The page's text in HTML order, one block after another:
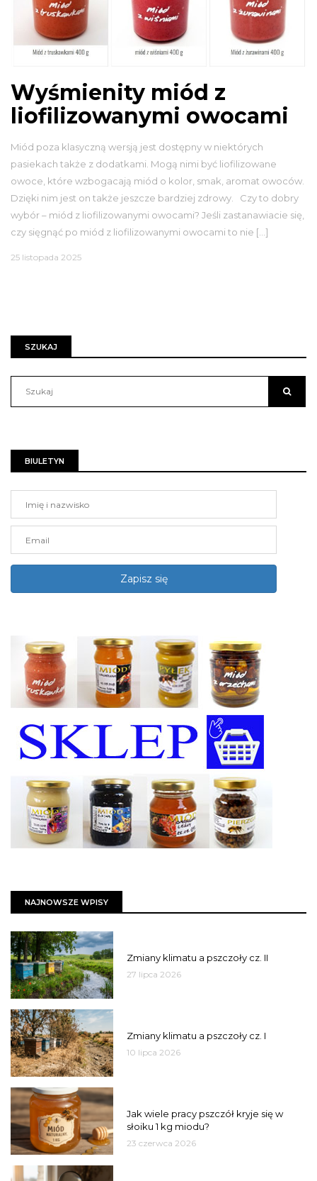
Wyśmienity miód z
liofilizowanymi owocami
Miód poza klasyczną wersją jest dostępny w niektórych
pasiekach także z dodatkami. Mogą nimi być liofilizowane
owoce, które wzbogacają miód o kolor, smak, aromat owoców.
Dzięki nim jest on także jeszcze bardziej zdrowy. Czy to dobry
wybór – miód z liofilizowanymi owocami? Jeśli zastanawiacie się,
czy sięgnąć po miód z liofilizowanymi owocami to nie […]
25 listopada 2025
SZUKAJ
BIULETYN
NAJNOWSZE WPISY
Zmiany klimatu a pszczoły cz. II
27 lipca 2026
Zmiany klimatu a pszczoły cz. I
10 lipca 2026
Jak wiele pracy pszczół kryje się w
słoiku 1 kg miodu?
23 czerwca 2026